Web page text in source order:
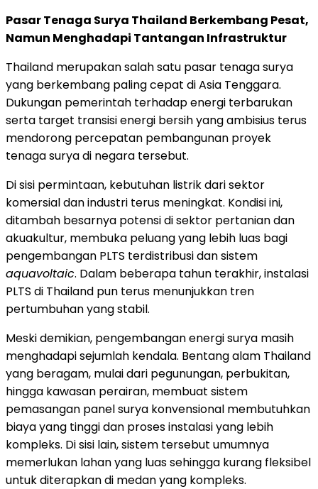
Pasar Tenaga Surya Thailand Berkembang Pesat,
Namun Menghadapi Tantangan Infrastruktur
Thailand merupakan salah satu pasar tenaga surya
yang berkembang paling cepat di Asia Tenggara.
Dukungan pemerintah terhadap energi terbarukan
serta target transisi energi bersih yang ambisius terus
mendorong percepatan pembangunan proyek
tenaga surya di negara tersebut.
Di sisi permintaan, kebutuhan listrik dari sektor
komersial dan industri terus meningkat. Kondisi ini,
ditambah besarnya potensi di sektor pertanian dan
akuakultur, membuka peluang yang lebih luas bagi
pengembangan PLTS terdistribusi dan sistem
aquavoltaic. Dalam beberapa tahun terakhir, instalasi
PLTS di Thailand pun terus menunjukkan tren
pertumbuhan yang stabil.
Meski demikian, pengembangan energi surya masih
menghadapi sejumlah kendala. Bentang alam Thailand
yang beragam, mulai dari pegunungan, perbukitan,
hingga kawasan perairan, membuat sistem
pemasangan panel surya konvensional membutuhkan
biaya yang tinggi dan proses instalasi yang lebih
kompleks. Di sisi lain, sistem tersebut umumnya
memerlukan lahan yang luas sehingga kurang fleksibel
untuk diterapkan di medan yang kompleks.